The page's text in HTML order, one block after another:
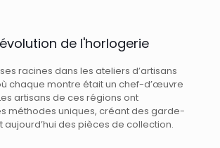
de l'horlogerie
racines dans les ateliers d’artisans
chaque montre était un chef-d’œuvre
artisans de ces régions ont
méthodes uniques, créant des garde-
aujourd’hui des pièces de collection.